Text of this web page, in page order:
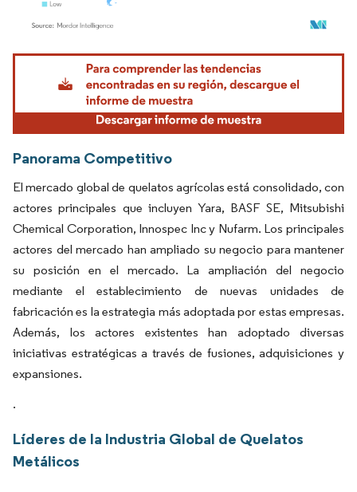
Imagen © Mordor Intelligence. El uso requiere atribución según CC BY 4.0.
Panorama Competitivo
El mercado global de quelatos agrícolas está consolidado, con
actores principales que incluyen Yara, BASF SE, Mitsubishi
Chemical Corporation, Innospec Inc y Nufarm. Los principales
actores del mercado han ampliado su negocio para mantener
su posición en el mercado. La ampliación del negocio
mediante el establecimiento de nuevas unidades de
fabricación es la estrategia más adoptada por estas empresas.
Además, los actores existentes han adoptado diversas
iniciativas estratégicas a través de fusiones, adquisiciones y
expansiones.
.
Líderes de la Industria Global de Quelatos
Metálicos